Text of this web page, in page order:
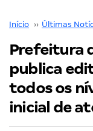
Início ›› Últimas
Prefeitura
publica
todos os
inicial de